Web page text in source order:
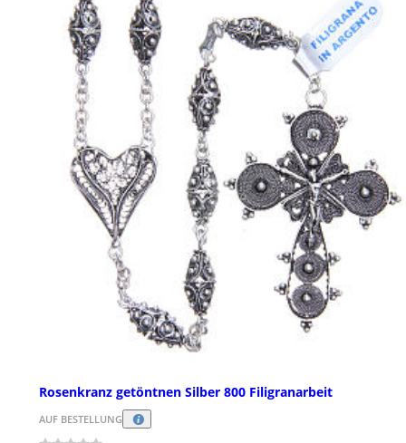
Rosenkranz getöntnen Silber 800 Filigranarbeit
AUF BESTELLUNG